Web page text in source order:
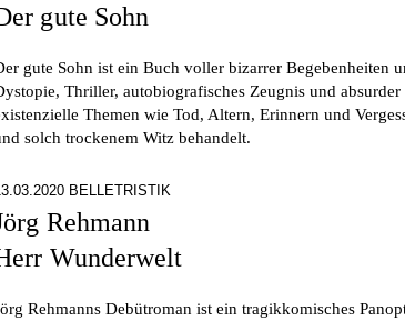
gute Sohn
gute Sohn ist ein Buch voller bizarrer Begebenheiten
Thriller, autobiografisches Zeugnis und
Themen wie Tod, Altern, Erinnern und
solch trockenem Witz behandelt.
BELLETRISTIK
Rehmann
Wunderwelt
Rehmanns Debütroman ist ein tragikkomisches